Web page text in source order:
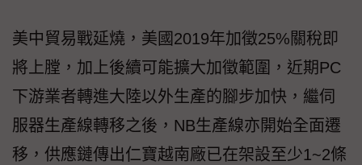
美中貿易戰延燒，美國2019年加徵25%關稅即
將上膛，加上後續可能擴大加徵範圍，近期PC
下游業者轉進大陸以外生產的腳步加快，繼伺
服器生產線轉移之後，NB生產線亦開始全面遷
移，供應鏈傳出仁寶越南廠已在架設至少1~2條